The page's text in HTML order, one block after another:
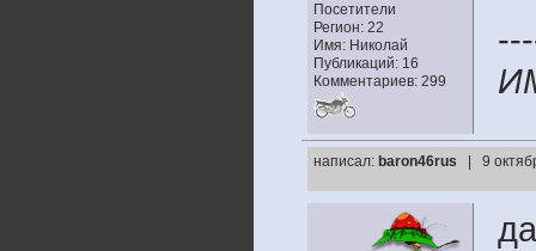
Посетители
Регион: 22
Имя: Николай
Публикаций: 16
Комментариев: 299
написал: baron46rus | 9